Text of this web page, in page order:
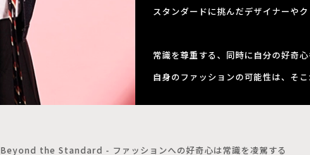
スタンダードに挑んだデザイナーや
常識を尊重する、同時に自分の好奇心
自身のファッションの可能性は、そこ
Beyond the Standard - ファッションへの好奇心は常識を凌駕する